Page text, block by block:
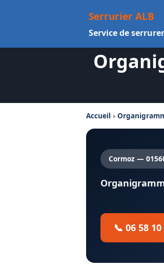
Serrurier ALB
Service de
Accueil ›
Cormoz —
📞 06 58